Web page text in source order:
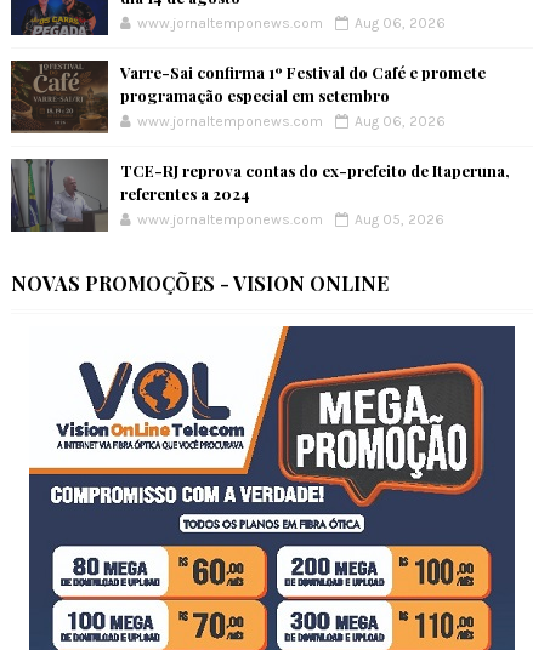
www.jornaltemponews.com Aug 06, 2026
Varre-Sai confirma 1º Festival do Café e promete
programação especial em setembro
www.jornaltemponews.com Aug 06, 2026
TCE-RJ reprova contas do ex-prefeito de Itaperuna,
referentes a 2024
www.jornaltemponews.com Aug 05, 2026
NOVAS PROMOÇÕES - VISION ONLINE